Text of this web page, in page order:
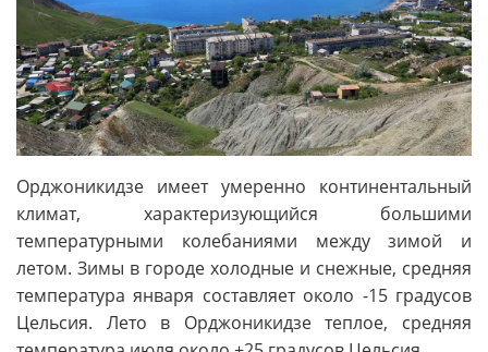
Орджоникидзе имеет умеренно континентальный
климат, характеризующийся большими
температурными колебаниями между зимой и
летом. Зимы в городе холодные и снежные, средняя
температура января составляет около -15 градусов
Цельсия. Лето в Орджоникидзе теплое, средняя